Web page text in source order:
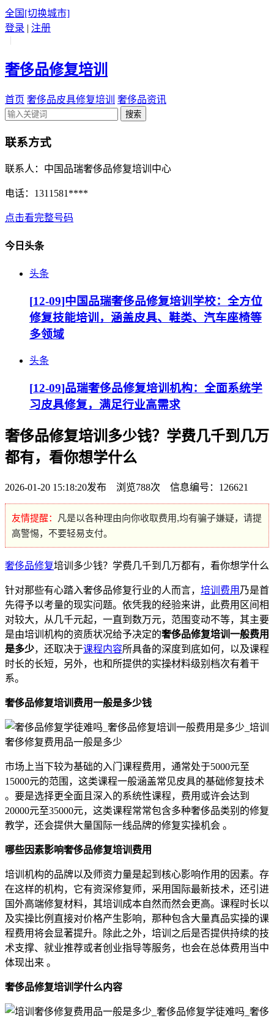
全国 [切换城市]
登录 | 注册
|
奢侈品修复培训
首页 奢侈品皮具修复培训 奢侈品资讯
搜索
联系方式
联系人：中国品瑞奢侈品修复培训中心
电话： 1311581****
点击看完整号码
今日头条
头条
[12-09]中国品瑞奢侈品修复培训学校：全方位
修复技能培训，涵盖皮具、鞋类、汽车座椅等
多领域
头条
[12-09]品瑞奢侈品修复培训机构：全面系统学
习皮具修复，满足行业高需求
奢侈品修复培训多少钱？学费几千到几万
都有，看你想学什么
2026-01-20 15:18:20发布 浏览788次 信息编号：126621
友情提醒：
凡是以各种理由向你收取费用,均有骗子嫌疑，请提
高警惕，不要轻易支付。
奢侈品修复培训多少钱？学费几千到几万都有，看你想学什么
针对那些有心踏入奢侈品修复行业的人而言， 培训费用 乃是首
先得予以考量的现实问题。依凭我的经验来讲，此费用区间相
对较大，从几千元起，一直到数万元，范围变动不等，其主要
是由培训机构的资质状况给予决定的奢侈品修复培训一般费用
是多少，还取决于课程内容所具备的深度到底如何，以及课程
时长的长短，另外，也和所提供的实操材料级别档次有着干
系。
奢侈品修复培训费用一般是多少钱
市场上当下较为基础的入门课程费用，通常处于5000元至
15000元的范围，这类课程一般涵盖常见皮具的基础修复技术
。要是选择更全面且深入的系统性课程，费用或许会达到
20000元至35000元，这类课程常常包含多种奢侈品类别的修复
教学，还会提供大量国际一线品牌的修复实操机会 。
哪些因素影响奢侈品修复培训费用
培训机构的品牌以及师资力量是起到核心影响作用的因素。存
在这样的机构，它有资深修复师，采用国际最新技术，还引进
国外高端修复材料，其培训成本自然而然会更高。课程时长以
及实操比例直接对价格产生影响，那种包含大量真品实操的课
程费用将会显著提升。除此之外，培训之后是否提供持续的技
术支撑、就业推荐或者创业指导等服务，也会在总体费用当中
体现出来 。
奢侈品修复培训学什么内容